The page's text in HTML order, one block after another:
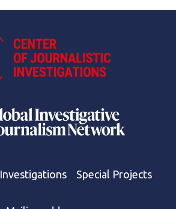
Investigations Special Projects